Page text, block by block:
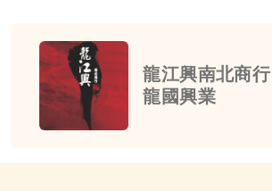
龍江興南北商行
龍國興業